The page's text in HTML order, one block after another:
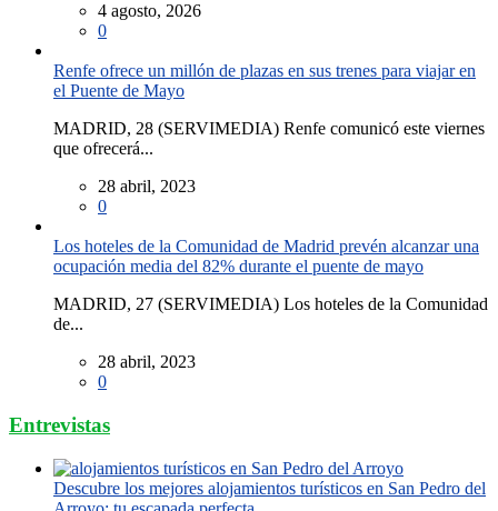
4 agosto, 2026
0
Renfe ofrece un millón de plazas en sus trenes para viajar en
el Puente de Mayo
MADRID, 28 (SERVIMEDIA) Renfe comunicó este viernes
que ofrecerá...
28 abril, 2023
0
Los hoteles de la Comunidad de Madrid prevén alcanzar una
ocupación media del 82% durante el puente de mayo
MADRID, 27 (SERVIMEDIA) Los hoteles de la Comunidad
de...
28 abril, 2023
0
Entrevistas
Descubre los mejores alojamientos turísticos en San Pedro del